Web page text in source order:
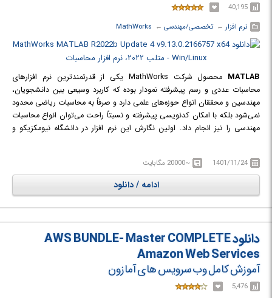
40,195
نرم افزار ← ‏تخصصی/مهندسی ← ‏
MathWorks
MATLAB
محصول شرکت MathWorks یکی از قدرتمندترین نرم افزارهای
محاسبات عددی و رسم پیشرفته نمودار بوده که کاربرد وسیعی بین دانشجویان،
مهندسین و محققان انواع حوزه‌های علمی دارد و صرفاً به محاسبات ریاضی محدود
نمی‌شود بلکه با امکان کدنویسی پیشرفته و نسبتاً راحت می‌توان انواع محاسبات
مهندسی را نیز انجام داد. اولین نگارش این نرم افزار در دانشگاه نیومکزیکو و
زمینه‌های متنوع مهندسی نظیر ریاضیات پیشرفته، جبر خطی، مخابرات و مهندسی
سیستم از آن استفاده می‌کنند. ریاضیات، زبان مشترک بسیاری از علوم مهندسی
است؛ ماتریس ها، معادلات دیفرانسیل، رشته‌های عددی اطلاعات، ترسیمات و
گراف‌ها از ابزار اصلی بکار گرفته در ریاضیات و نیز در این نرم افزار هستند.
1401/11/24 ~20000 مگابایت
ادامه / دانلود
دانلود AWS BUNDLE- Master COMPLETE
Amazon Web Services
آموزش کامل وب سرویس های آمازون
5,476